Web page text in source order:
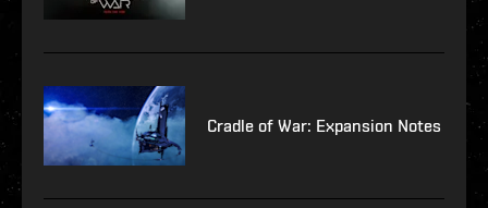
Cradle of War: Expansion Notes